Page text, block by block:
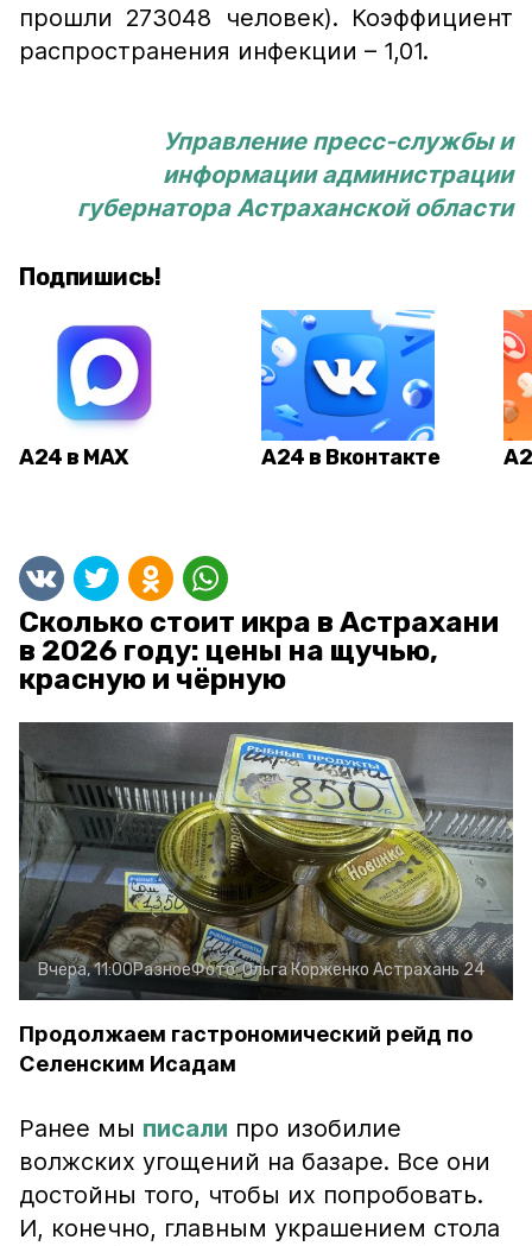
прошли 273048 человек). Коэффициент
распространения инфекции – 1,01.
Управление пресс-службы и
информации администрации
губернатора Астраханской области
Подпишись!
А24 в MAX А24 в Вконтакте
Сколько стоит икра в Астрахани
в 2026 году: цены на щучью,
красную и чёрную
Вчера, 11:00РазноеФото:Ольга Корженко Астрахань 24
Продолжаем гастрономический рейд по
Селенским Исадам
Ранее мы писали про изобилие
волжских угощений на базаре. Все они
достойны того, чтобы их попробовать.
И, конечно, главным украшением стола